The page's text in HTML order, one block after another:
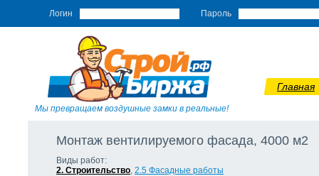
Логин Пароль
Мы превращаем воздушные замки в реальные!
Главная
Монтаж вентилируемого фасада, 4000 м2
Виды работ:
2. Строительство, 2.5 Фасадные работы